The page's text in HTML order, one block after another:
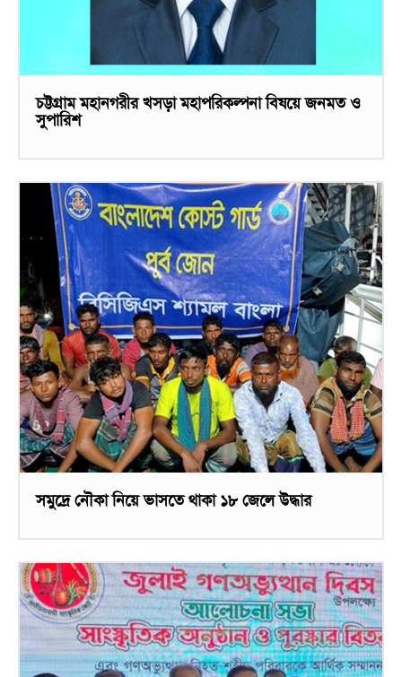
চট্টগ্রাম মহানগরীর খসড়া মহাপরিকল্পনা বিষয়ে জনমত ও
সুপারিশ
সমুদ্রে নৌকা নিয়ে ভাসতে থাকা ১৮ জেলে উদ্ধার